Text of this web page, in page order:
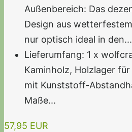
Außenbereich: Das
Design aus
nur optisch ideal in den...
Lieferumfang: 1 x
Kaminholz, Holzlager
mit Kunststoff-
Maße...
57,95 EUR